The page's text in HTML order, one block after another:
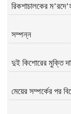
রিকশাচালকের
সম্পন্ন
দুই কিশোরের মুক্তি
মেয়ের সম্পর্কের পর